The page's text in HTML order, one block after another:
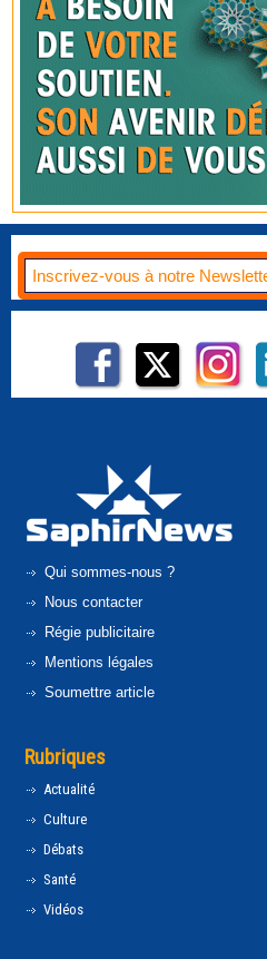
Qui sommes-nous ?
Nous contacter
Régie publicitaire
Mentions légales
Soumettre article
Rubriques
Actualité
Culture
Débats
Santé
Vidéos